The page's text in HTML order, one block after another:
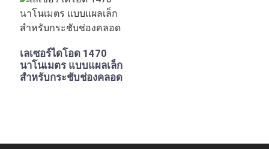
เลเซอร์ไดโอด 1470
นาโนเมตร แบบแผลเล็ก
สำหรับกระชับช่องคลอด